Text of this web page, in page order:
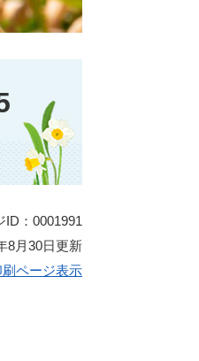
ID：0001991
8月30日更新
刷ページ表示